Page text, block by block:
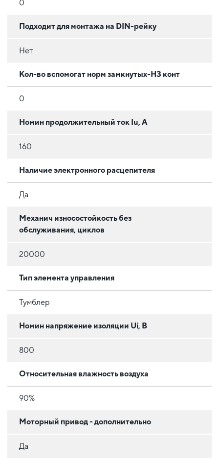
0
Подходит для монтажа на DIN-рейку
Нет
Кол-во вспомогат норм замкнутых-НЗ конт
0
Номин продолжительный ток Iu, А
160
Наличие электронного расцепителя
Да
Механич износостойкость без
обслуживания, циклов
20000
Тип элемента управления
Тумблер
Номин напряжение изоляции Ui, В
800
Относительная влажность воздуха
90%
Моторный привод - дополнительно
Да